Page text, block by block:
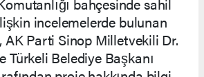
incelemelerde bulunan
AK Parti Sinop Milletvekili Dr.
Türkeli Belediye Başkanı